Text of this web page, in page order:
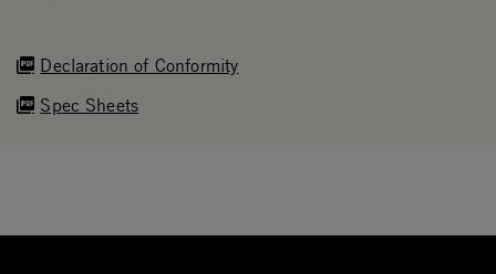
Declaration of Conformity
Spec Sheets